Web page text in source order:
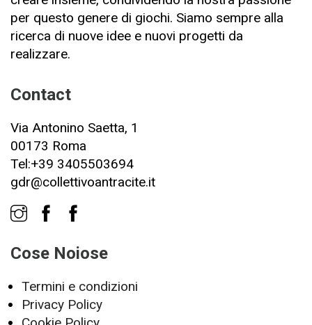
per questo genere di giochi. Siamo sempre alla
ricerca di nuove idee e nuovi progetti da
realizzare.
Contact
Via Antonino Saetta, 1
00173 Roma
Tel:+39 3405503694
gdr@collettivoantracite.it
Cose Noiose
Termini e condizioni
Privacy Policy